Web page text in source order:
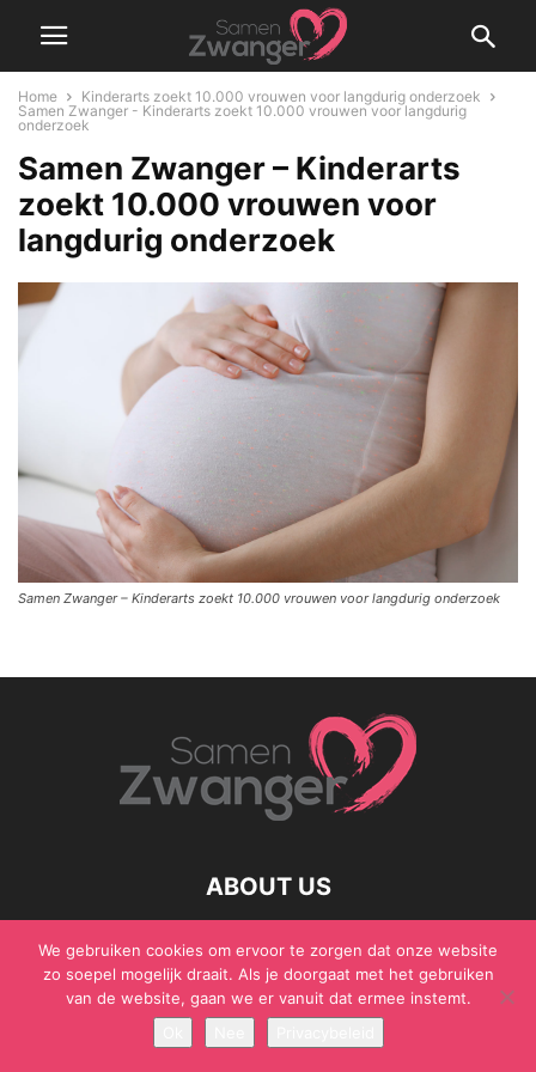
Home
Kinderarts zoekt 10.000 vrouwen voor langdurig onderzoek
Samen Zwanger - Kinderarts zoekt 10.000 vrouwen voor langdurig
onderzoek
Samen Zwanger – Kinderarts
zoekt 10.000 vrouwen voor
langdurig onderzoek
Samen Zwanger – Kinderarts zoekt 10.000 vrouwen voor langdurig onderzoek
ABOUT US
© Samen Zwanger - Copyright - Gericht Media 2017 - 2021
We gebruiken cookies om ervoor te zorgen dat onze website
zo soepel mogelijk draait. Als je doorgaat met het gebruiken
van de website, gaan we er vanuit dat ermee instemt.